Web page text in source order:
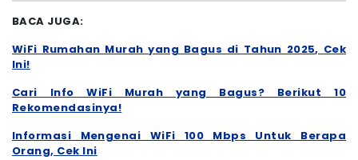
BACA JUGA:
WiFi Rumahan Murah yang Bagus di Tahun 2025, Cek
Ini!
Cari Info WiFi Murah yang Bagus? Berikut 10
Rekomendasinya!
Informasi Mengenai WiFi 100 Mbps Untuk Berapa
Orang, Cek Ini